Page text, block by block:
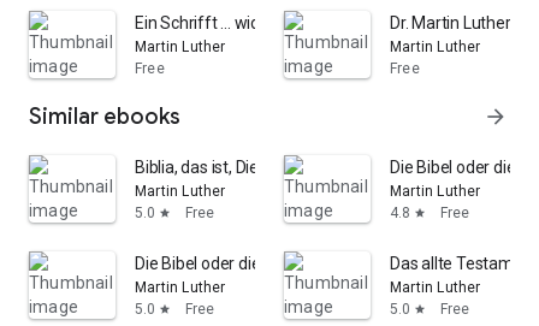
Ein Schrifft ... wider den Eisleben (etc.)
Martin Luther
Free
Dr. Martin Luthers
Martin Luther
Free
Similar ebooks arrow_forward
Biblia, das ist, Die gantze Heilige Schrifft deudsch:
Martin Luther
5.0 star Free
Die Bibel oder die
Martin Luther
4.8 star Free
Die Bibel oder die ganze heilige Schrift des alten und
Martin Luther
5.0 star Free
Das allte
Martin Luther
5.0 star Free